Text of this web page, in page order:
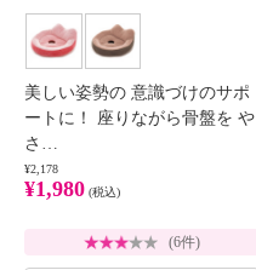
美しい姿勢の 意識づけのサポ
ートに！ 座りながら骨盤を や
さ…
¥2,178
¥1,980 (税込)
(6件)